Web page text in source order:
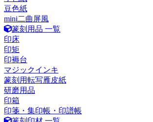
豆色紙
mini二曲屏風
篆刻用品 一覧
印床
印矩
印褥台
マジックインキ
篆刻用転写雁皮紙
研磨用品
印箱
印箋・集印帳・印譜帳